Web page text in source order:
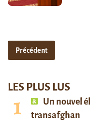
Précédent
LES PLUS LUS
Un nouvel
transafghan